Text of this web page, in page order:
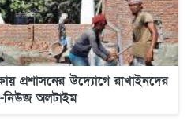
প্রশাসনের উদ্যোগে রাখাইনদের
নিউজ অলটাইম